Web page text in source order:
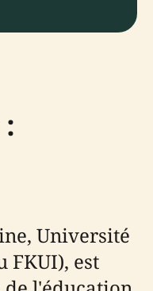
Université
FKUI), est